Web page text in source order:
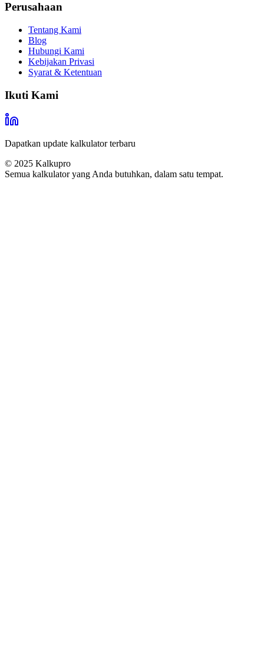
Perusahaan
Tentang Kami
Blog
Hubungi Kami
Kebijakan Privasi
Syarat & Ketentuan
Ikuti Kami
Dapatkan update kalkulator terbaru
© 2025 Kalkupro
Semua kalkulator yang Anda butuhkan, dalam satu tempat.